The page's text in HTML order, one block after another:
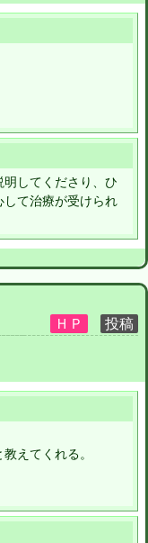
してくださり、ひ
して治療が受けられ
えてくれる。